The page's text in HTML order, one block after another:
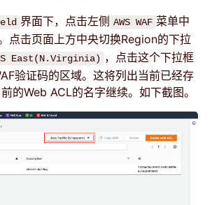
界面下，点击左侧 AWS WAF 菜单中
点击页面上方中央切换Region的下拉
East(N.Virginia) ，点击这个下拉框
验证码的区域。这将列出当前已经存
的Web ACL的名字继续。如下截图。